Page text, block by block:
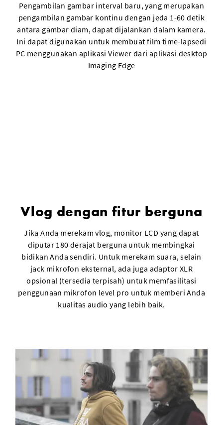
Pengambilan gambar interval baru, yang merupakan
pengambilan gambar kontinu dengan jeda 1-60 detik
antara gambar diam, dapat dijalankan dalam kamera.
Ini dapat digunakan untuk membuat film time-lapsedi
PC menggunakan aplikasi Viewer dari aplikasi desktop
Imaging Edge
Vlog dengan fitur berguna
Jika Anda merekam vlog, monitor LCD yang dapat
diputar 180 derajat berguna untuk membingkai
bidikan Anda sendiri. Untuk merekam suara, selain
jack mikrofon eksternal, ada juga adaptor XLR
opsional (tersedia terpisah) untuk memfasilitasi
penggunaan mikrofon level pro untuk memberi Anda
kualitas audio yang lebih baik.